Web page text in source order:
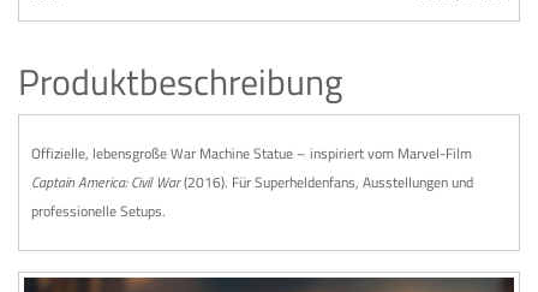
Produktbeschreibung
Offizielle, lebensgroße War Machine Statue – inspiriert vom Marvel-Film
Captain America: Civil War(2016). Für Superheldenfans, Ausstellungen und
professionelle Setups.